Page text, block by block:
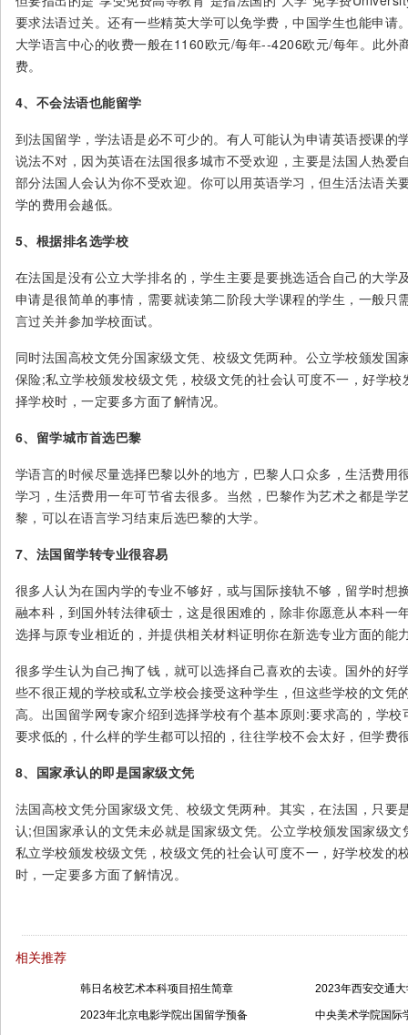
要求法语过关。还有一些精英大学可以免学费，中国学生也能申请
大学语言中心的收费一般在1160欧元/每年--4206欧元/每年。此外
费。
4、不会法语也能留学
到法国留学，学法语是必不可少的。有人可能认为申请英语授课的
说法不对，因为英语在法国很多城市不受欢迎，主要是法国人热爱
部分法国人会认为你不受欢迎。你可以用英语学习，但生活法语关
学的费用会越低。
5、根据排名选学校
在法国是没有公立大学排名的，学生主要是要挑选适合自己的大学
申请是很简单的事情，需要就读第二阶段大学课程的学生，一般只
言过关并参加学校面试。
同时法国高校文凭分国家级文凭、校级文凭两种。公立学校颁发国
保险;私立学校颁发校级文凭，校级文凭的社会认可度不一，好学
择学校时，一定要多方面了解情况。
6、留学城市首选巴黎
学语言的时候尽量选择巴黎以外的地方，巴黎人口众多，生活费用
学习，生活费用一年可节省去很多。当然，巴黎作为艺术之都是学
黎，可以在语言学习结束后选巴黎的大学。
7、法国留学转专业很容易
很多人认为在国内学的专业不够好，或与国际接轨不够，留学时想
融本科，到国外转法律硕士，这是很困难的，除非你愿意从本科一
选择与原专业相近的，并提供相关材料证明你在新选专业方面的能
很多学生认为自己掏了钱，就可以选择自己喜欢的去读。国外的好
些不很正规的学校或私立学校会接受这种学生，但这些学校的文凭
高。出国留学网专家介绍到选择学校有个基本原则:要求高的，学
要求低的，什么样的学生都可以招的，往往学校不会太好，但学费
8、国家承认的即是国家级文凭
法国高校文凭分国家级文凭、校级文凭两种。其实，在法国，只要
认;但国家承认的文凭未必就是国家级文凭。公立学校颁发国家级
私立学校颁发校级文凭，校级文凭的社会认可度不一，好学校发的
时，一定要多方面了解情况。
相关推荐
韩日名校艺术本科项目招生简章 2023年西安交通
2023年北京电影学院出国留学预备 中央美术学院国际